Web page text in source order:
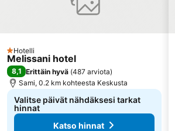
1 Tähtiluokitus
Hotelli
Melissani hotel
8,1 Erittäin hyvä (487 arviota)
Sami, 0.2 km kohteesta Keskusta
Valitse päivät nähdäksesi tarkat
hinnat
Katso hinnat